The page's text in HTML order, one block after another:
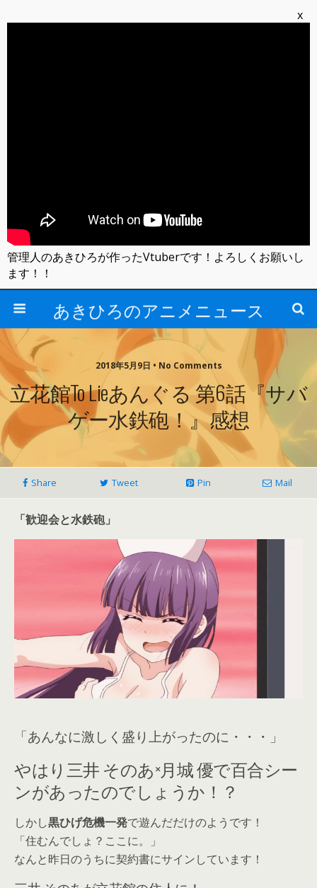
あきひろのアニメニュース
2018年5月9日 • No Comments
立花館To Lieあんぐる 第6話『サバ
ゲー水鉄砲！』感想
Share Tweet Pin Mail
「歓迎会と水鉄砲」
「あんなに激しく盛り上がったのに・・・」
やはり三井 そのあ×月城 優で百合シー
ンがあったのでしょうか！？
しかし黒ひげ危機一発で遊んだだけのようです！
「住むんでしょ？ここに。」
なんと昨日のうちに契約書にサインしています！
x
管理人のあきひろが作ったVtuberです！よろしくお願いし
ます！！